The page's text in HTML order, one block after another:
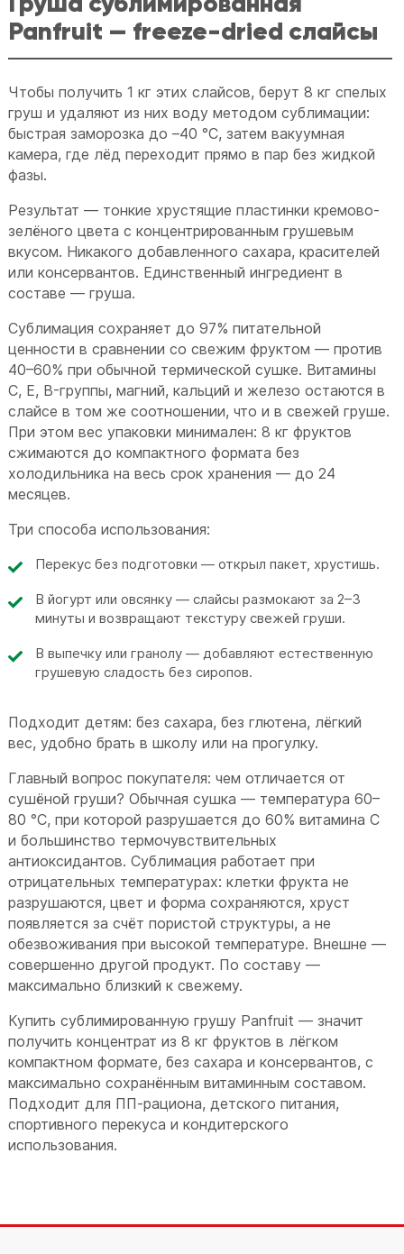
Panfruit — freeze-dried слайсы
Чтобы получить 1 кг этих слайсов, берут 8 кг спелых
груш и удаляют из них воду методом сублимации:
быстрая заморозка до –40 °C, затем вакуумная
камера, где лёд переходит прямо в пар без жидкой
фазы.
Результат — тонкие хрустящие пластинки кремово-
зелёного цвета с концентрированным грушевым
вкусом. Никакого добавленного сахара, красителей
или консервантов. Единственный ингредиент в
составе — груша.
Сублимация сохраняет до 97% питательной
ценности в сравнении со свежим фруктом — против
40–60% при обычной термической сушке. Витамины
C, E, B-группы, магний, кальций и железо остаются в
слайсе в том же соотношении, что и в свежей груше.
При этом вес упаковки минимален: 8 кг фруктов
сжимаются до компактного формата без
холодильника на весь срок хранения — до 24
месяцев.
Три способа использования:
Перекус без подготовки — открыл пакет, хрустишь.
В йогурт или овсянку — слайсы размокают за 2–3
минуты и возвращают текстуру свежей груши.
В выпечку или гранолу — добавляют естественную
грушевую сладость без сиропов.
Подходит детям: без сахара, без глютена, лёгкий
вес, удобно брать в школу или на прогулку.
Главный вопрос покупателя: чем отличается от
сушёной груши? Обычная сушка — температура 60–
80 °C, при которой разрушается до 60% витамина C
и большинство термочувствительных
антиоксидантов. Сублимация работает при
отрицательных температурах: клетки фрукта не
разрушаются, цвет и форма сохраняются, хруст
появляется за счёт пористой структуры, а не
обезвоживания при высокой температуре. Внешне —
совершенно другой продукт. По составу —
максимально близкий к свежему.
Купить сублимированную грушу Panfruit — значит
получить концентрат из 8 кг фруктов в лёгком
компактном формате, без сахара и консервантов, с
максимально сохранённым витаминным составом.
Подходит для ПП-рациона, детского питания,
спортивного перекуса и кондитерского
использования.